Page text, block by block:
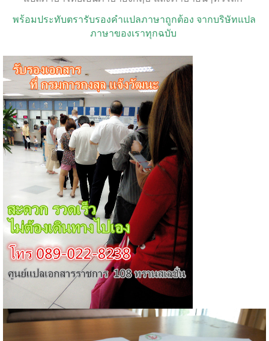
พร้อมประทับตรารับรองคำแปลภาษาถูกต้อง จากบริษัทแปล
ภาษาของเราทุกฉบับ